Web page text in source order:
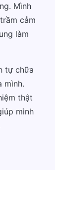
Mình
cảm
làm
tự chữa
mình.
thật
mình